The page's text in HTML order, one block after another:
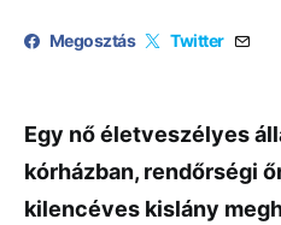
Megosztás Twitter
Egy nő életveszélyes
kórházban, rendőrségi
kilencéves kislány